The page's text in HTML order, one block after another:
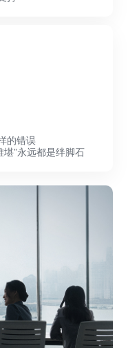
的错误
堪”永远都是绊脚石